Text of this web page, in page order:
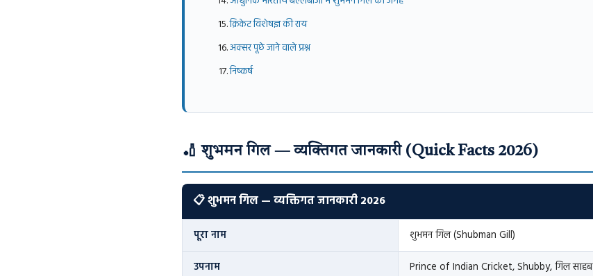
क्रिकेट विशेषज्ञ की राय
अक्सर पूछे जाने वाले प्रश्न
निष्कर्ष
🏏 शुभमन गिल — व्यक्तिगत जानकारी (Quick Facts 2026)
📋 शुभमन गिल — व्यक्तिगत जानकारी 2026
पूरा नाम
शुभमन गिल (Shubman Gill)
उपनाम
Prince of Indian Cricket, Shubby, गिल साहब